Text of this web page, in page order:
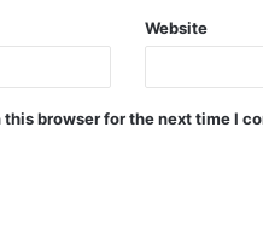
Website
browser for the next time I